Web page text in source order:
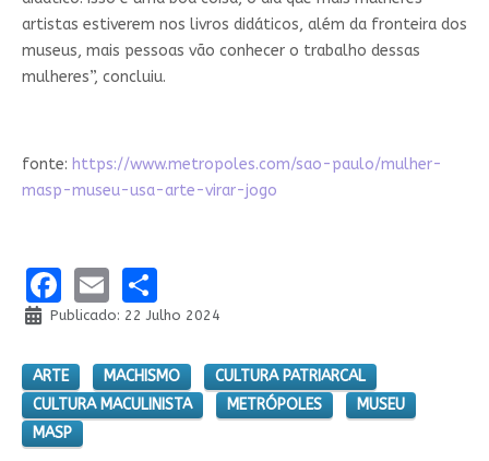
artistas estiverem nos livros didáticos, além da fronteira dos
museus, mais pessoas vão conhecer o trabalho dessas
mulheres”, concluiu.
fonte: https://www.metropoles.com/sao-paulo/mulher-
masp-museu-usa-arte-virar-jogo
Facebook
EmailShare
Publicado: 22 Julho 2024
ARTE MACHISMO
CULTURA PATRIARCAL
CULTURA MACULINISTA
METRÓPOLES
MUSEU
MASP